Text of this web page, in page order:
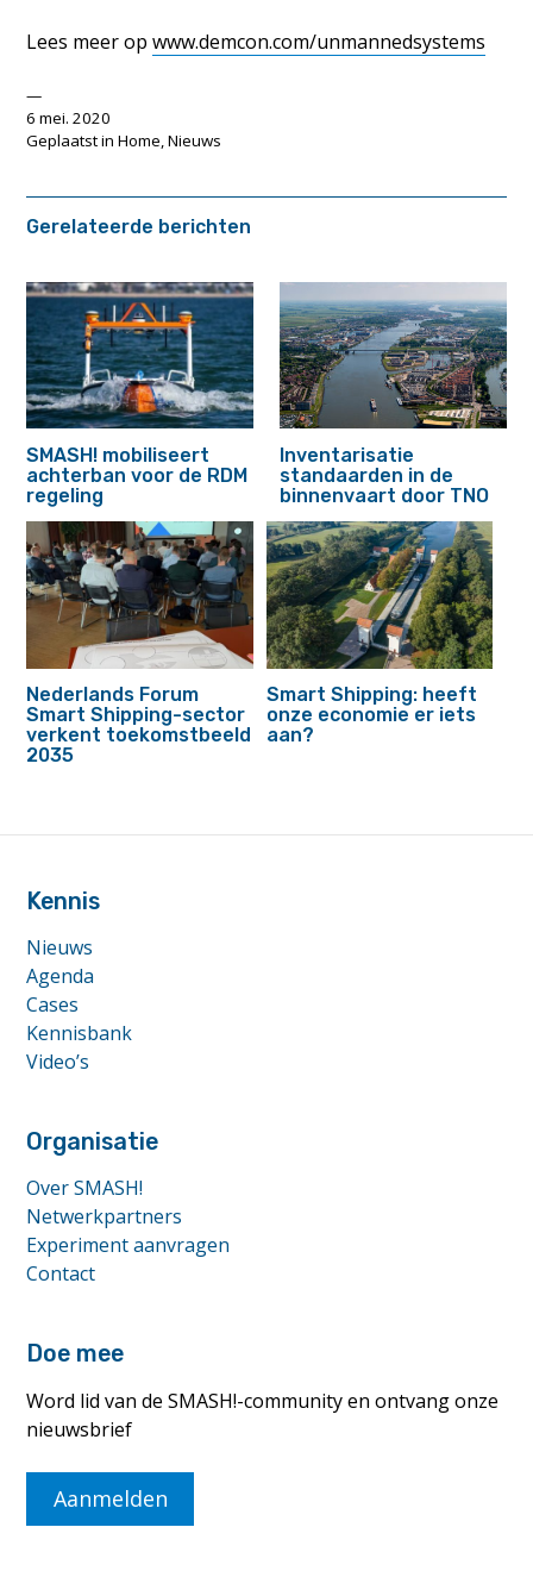
Lees meer opwww.demcon.com/unmannedsystems
6 mei. 2020
Geplaatst inHome,Nieuws
Gerelateerde berichten
SMASH! mobiliseert
achterban voor de RDM
regeling
Inventarisatie
standaarden in de
binnenvaart door TNO
Nederlands Forum
Smart Shipping-sector
verkent toekomstbeeld
2035
Smart Shipping: heeft
onze economie er iets
aan?
Kennis
Nieuws
Agenda
Cases
Kennisbank
Video’s
Organisatie
Over SMASH!
Netwerkpartners
Experiment aanvragen
Contact
Doe mee
Word lid van de SMASH!-community en ontvang onze
nieuwsbrief
Aanmelden